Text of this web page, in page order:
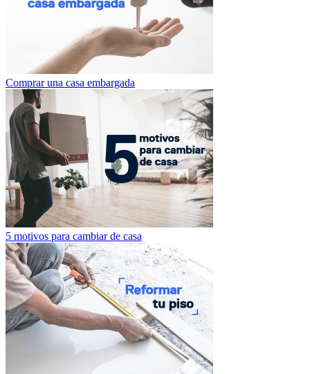
Comprar una casa embargada
5 motivos para cambiar de casa